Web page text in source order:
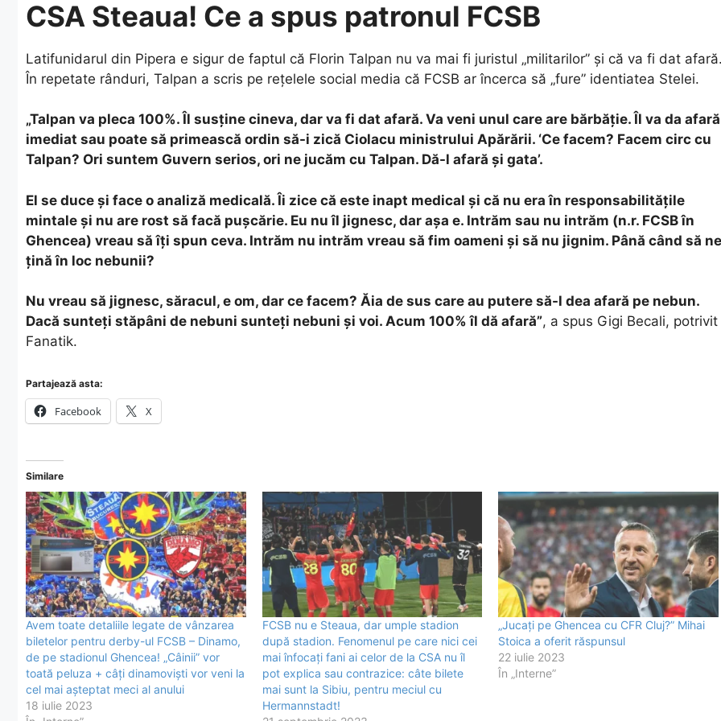
CSA Steaua! Ce a spus patronul FCSB
Latifunidarul din Pipera e sigur de faptul că Florin Talpan nu va mai fi juristul „militarilor” și că va fi dat
În repetate rânduri, Talpan a scris pe rețelele social media că FCSB ar încerca să „fure” identiatea Stelei.
„Talpan va pleca 100%. Îl susține cineva, dar va fi dat afară. Va veni unul care are bărbăție. Îl va da afară
imediat sau poate să primească ordin să-i zică Ciolacu ministrului Apărării. ‘Ce facem? Facem circ cu
Talpan? Ori suntem Guvern serios, ori ne jucăm cu Talpan. Dă-l afară și gata’.
El se duce și face o analiză medicală. Îi zice că este inapt medical și că nu era în responsabilitățile
mintale și nu are rost să facă pușcărie. Eu nu îl jignesc, dar așa e. Intrăm sau nu intrăm (n.r. FCSB în
Ghencea) vreau să îți spun ceva. Intrăm nu intrăm vreau să fim oameni și să nu jignim. Până când să ne
țină în loc nebunii?
Nu vreau să jignesc, săracul, e om, dar ce facem? Ăia de sus care au putere să-l dea afară pe nebun.
Dacă sunteți stăpâni de nebuni sunteți nebuni și voi. Acum 100% îl dă afară”, a spus Gigi Becali, potrivit
Fanatik.
Partajează asta:
Facebook X
Similare
Avem toate detaliile legate de vânzarea
biletelor pentru derby-ul FCSB – Dinamo,
de pe stadionul Ghencea! „Câinii” vor
toată peluza + câți dinamoviști vor veni la
cel mai așteptat meci al anului
18 iulie 2023
FCSB nu e Steaua, dar umple stadion
după stadion. Fenomenul pe care nici cei
mai înfocați fani ai celor de la CSA nu îl
pot explica sau contrazice: câte bilete
mai sunt la Sibiu, pentru meciul cu
Hermannstadt!
„Jucați pe Ghencea cu CFR Cluj?” Mihai
Stoica a oferit răspunsul
22 iulie 2023
În „Interne”